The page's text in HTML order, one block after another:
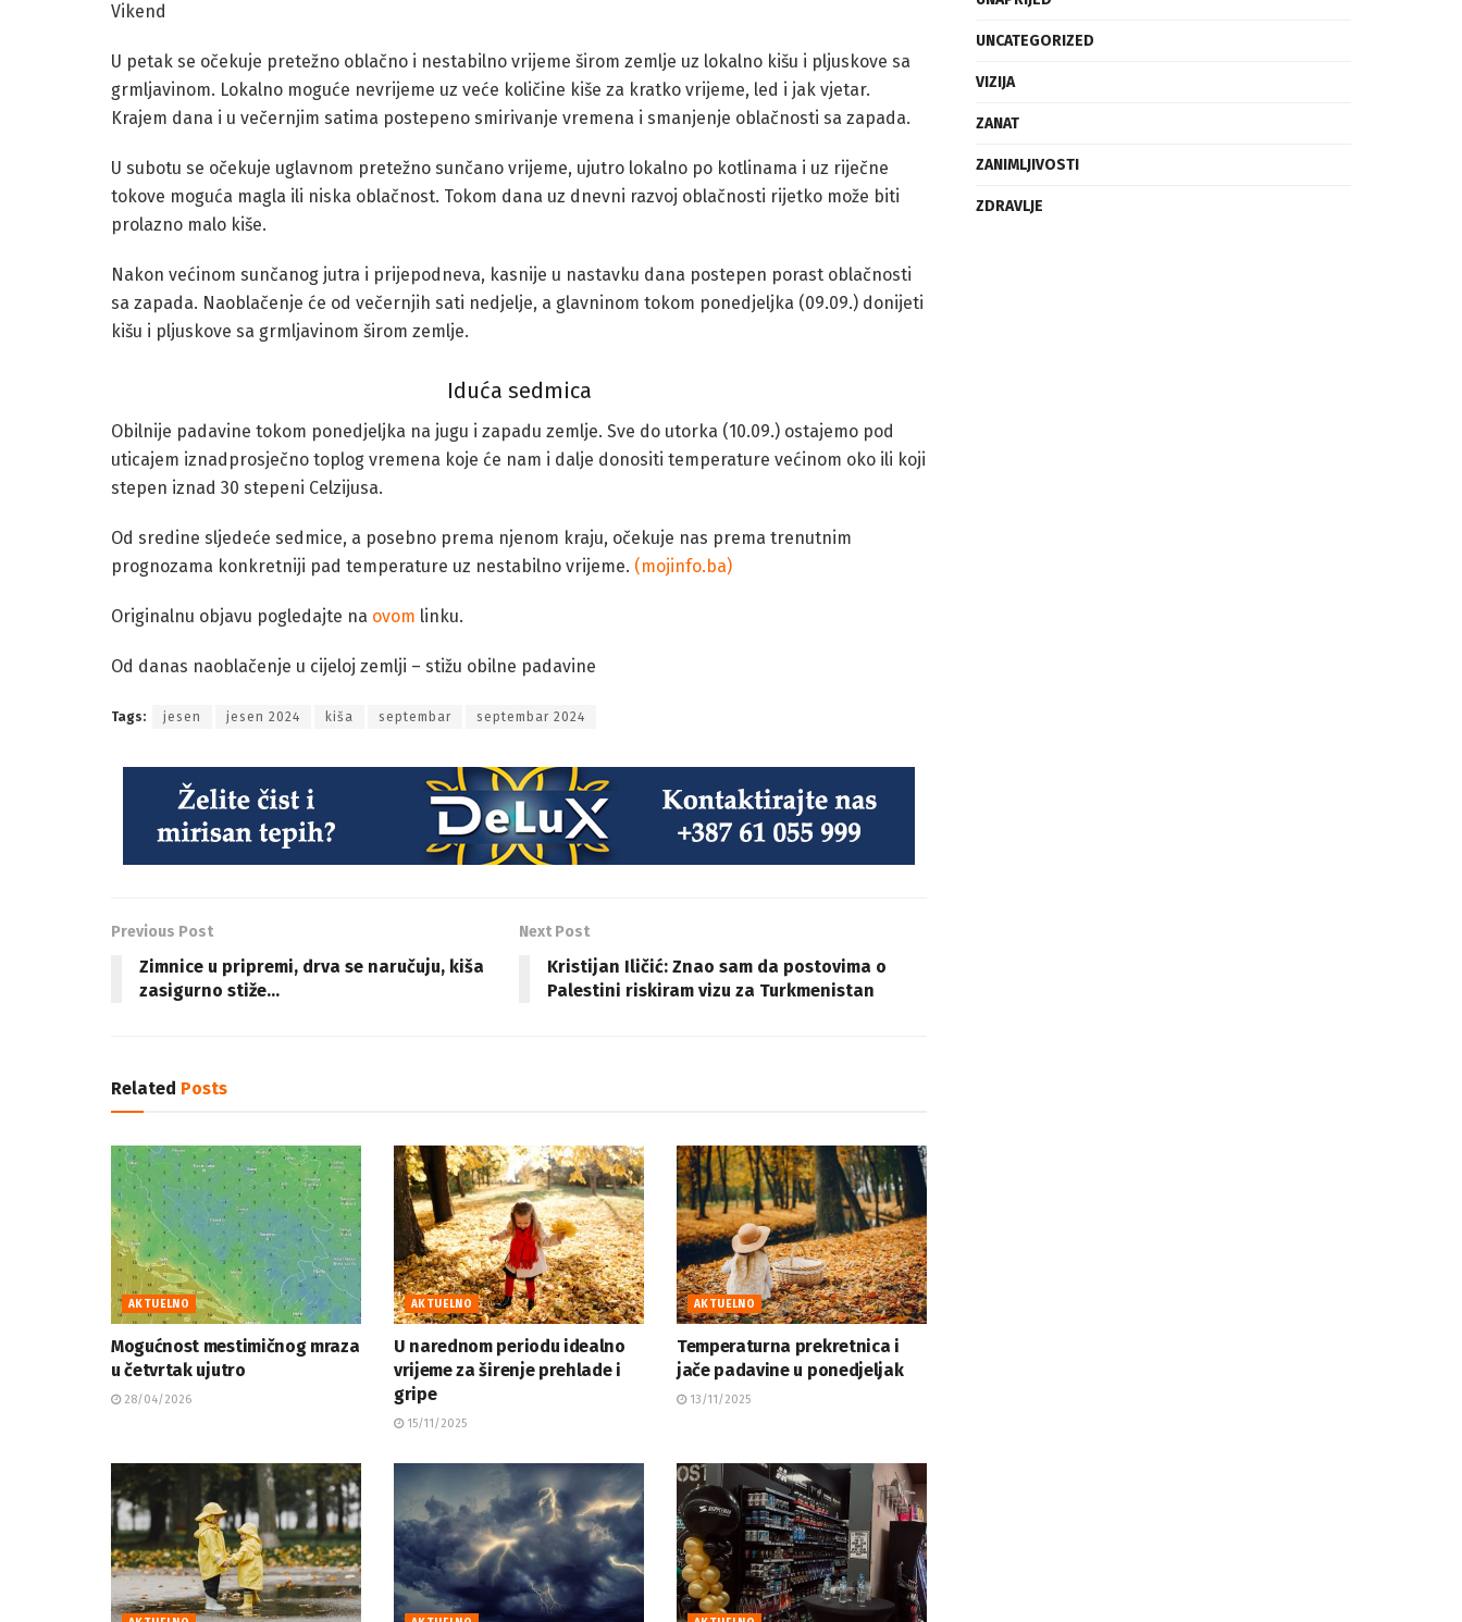
Vikend
U petak se očekuje pretežno oblačno i nestabilno vrijeme širom zemlje uz lokalno kišu i pljuskove sa
grmljavinom. Lokalno moguće nevrijeme uz veće količine kiše za kratko vrijeme, led i jak vjetar.
Krajem dana i u večernjim satima postepeno smirivanje vremena i smanjenje oblačnosti sa zapada.
U subotu se očekuje uglavnom pretežno sunčano vrijeme, ujutro lokalno po kotlinama i uz riječne
tokove moguća magla ili niska oblačnost. Tokom dana uz dnevni razvoj oblačnosti rijetko može biti
prolazno malo kiše.
Nakon većinom sunčanog jutra i prijepodneva, kasnije u nastavku dana postepen porast oblačnosti
sa zapada. Naoblačenje će od večernjih sati nedjelje, a glavninom tokom ponedjeljka (09.09.) donijeti
kišu i pljuskove sa grmljavinom širom zemlje.
Iduća sedmica
Obilnije padavine tokom ponedjeljka na jugu i zapadu zemlje. Sve do utorka (10.09.) ostajemo pod
uticajem iznadprosječno toplog vremena koje će nam i dalje donositi temperature većinom oko ili koji
stepen iznad 30 stepeni Celzijusa.
Od sredine sljedeće sedmice, a posebno prema njenom kraju, očekuje nas prema trenutnim
prognozama konkretniji pad temperature uz nestabilno vrijeme. (mojinfo.ba)
Originalnu objavu pogledajte na ovom linku.
Od danas naoblačenje u cijeloj zemlji – stižu obilne padavine
Tags: jesen jesen 2024 kiša septembar septembar 2024
Previous Post
Zimnice u pripremi, drva se naručuju, kiša
zasigurno stiže…
Next Post
Kristijan Iličić: Znao sam da postovima o
Palestini riskiram vizu za Turkmenistan
Related Posts
AKTUELNO
Mogućnost mestimičnog mraza
u četvrtak ujutro
28/04/2026
AKTUELNO
U narednom periodu idealno
vrijeme za širenje prehlade i
gripe
15/11/2025
AKTUELNO
Temperaturna prekretnica i
jače padavine u ponedjeljak
13/11/2025
UNCATEGORIZED
VIZIJA
ZANAT
ZANIMLJIVOSTI
ZDRAVLJE